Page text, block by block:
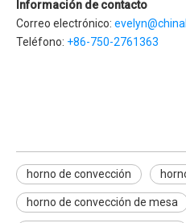
Información de contacto
Correo electrónico:
Teléfono: +86-750-2761363
horno de convección
horno de convección de mesa